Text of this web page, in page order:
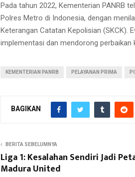
Pada tahun 2022, Kementerian PANRB
Polres Metro di Indonesia, dengan
Keterangan Catatan Kepolisian (SKCK).
implementasi dan mendorong perbaikan
KEMENTERIAN PANRB PELAYANAN PRIMA
BAGIKAN
BERITA SEBELUMNYA
Liga 1: Kesalahan Sendiri Jadi
Madura United